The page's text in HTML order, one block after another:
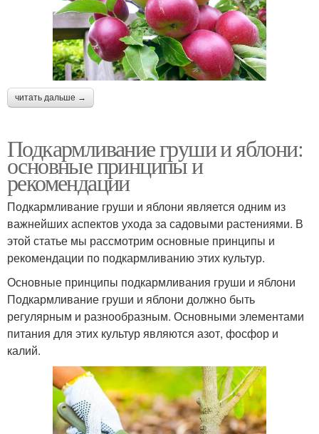
читать дальше →
Подкармливание груши и яблони:
основные принципы и
рекомендации
Подкармливание груши и яблони является одним из
важнейших аспектов ухода за садовыми растениями. В
этой статье мы рассмотрим основные принципы и
рекомендации по подкармливанию этих культур.
Основные принципы подкармливания груши и яблони
Подкармливание груши и яблони должно быть
регулярным и разнообразным. Основными элементами
питания для этих культур являются азот, фосфор и
калий.